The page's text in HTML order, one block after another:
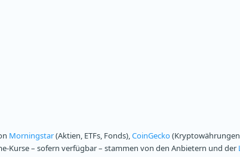
Morningstar(Aktien, ETFs, Fonds),CoinGecko
Kurse – sofern verfügbar – stammen von den Anbietern und der